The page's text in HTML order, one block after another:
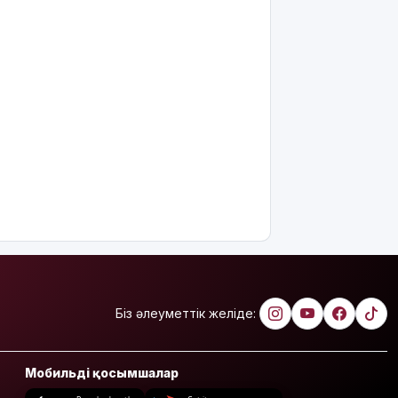
талапкерлерге
2 мыңнан
астам
Біз әлеуметтік желіде:
Мобильді қосымшалар